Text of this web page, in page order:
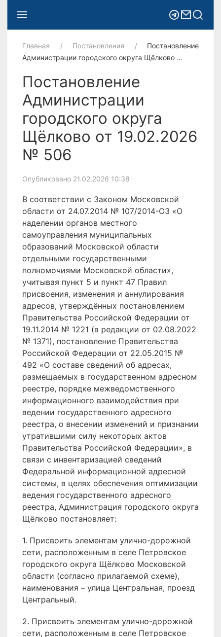
Главная Постановления
Постановление
Администрации городского округа Щёлково …
Постановление
Администрации
городского округа
Щёлково от 19.02.2026
№ 506
Опубликовано 21.02.2026 10:38
В соответствии с Законом Московской
области от 24.07.2014 № 107/2014-ОЗ «О
наделении органов местного
самоуправления муниципальных
образований Московской области
отдельными государственными
полномочиями Московской области»,
учитывая пункт 5 и пункт 47 Правил
присвоения, изменения и аннулирования
адресов, утверждённых постановлением
Правительства Российской Федерации от
19.11.2014 № 1221 (в редакции от 02.08.2022
№ 1371), постановление Правительства
Российской Федерации от 22.05.2015 №
492 «О составе сведений об адресах,
размещаемых в государственном адресном
реестре, порядке межведомственного
информационного взаимодействия при
ведении государственного адресного
реестра, о внесении изменений и признании
утратившими силу некоторых актов
Правительства Российской Федерации», в
связи с инвентаризацией сведений
Федеральной информационной адресной
системы, в целях обеспечения оптимизации
ведения государственного адресного
реестра, Администрация городского округа
Щёлково постановляет:
1. Присвоить элементам улично-дорожной
сети, расположенным в селе Петровское
городского округа Щёлково Московской
области (согласно прилагаемой схеме),
наименования – улица Центральная, проезд
Центральный.
2. Присвоить элементам улично-дорожной
сети, расположенным в селе Петровское